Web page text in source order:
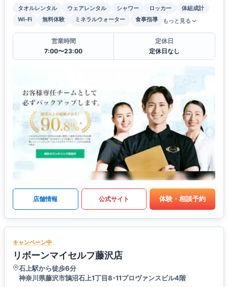
タオルレンタル ウェアレンタル シャワー ロッカー
体組成計
Wi-Fi
無料体験 ミネラルウォーター 食事指導 もっと見る
営業時間
7:00〜23:00
定休日
定休日なし
店舗情報 公式サイト 体験・相談予約
キャンペーン中
リボーンマイセルフ藤沢店
石上駅から徒歩6分
神奈川県藤沢市鵠沼石上1丁目8-11プロヴァンスビル4階